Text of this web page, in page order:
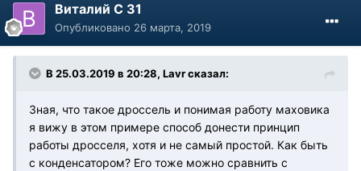
Виталий С 31
Опубликовано 26 марта, 2019
В 25.03.2019 в 20:28, Lavr сказал:
Зная, что такое дроссель и понимая работу маховика
я вижу в этом примере способ донести принцип
работы дросселя, хотя и не самый простой. Как быть
с конденсатором? Его тоже можно сравнить с